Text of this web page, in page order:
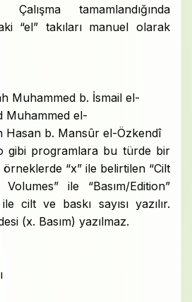
tamamlandığında
“el” takıları manuel olarak
Muhammed b. İsmail el-
Muhammed el-
Hasan b. Mansûr el-Özkendî
gibi programlara bu türde bir
“x” ile belirtilen “Cilt
ile “Basım/Edition”
cilt ve baskı sayısı yazılır.
(x. Basım) yazılmaz.